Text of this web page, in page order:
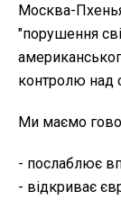
Москва-
"порушення
контролю над
Ми маємо
- послаблює
- відкриває